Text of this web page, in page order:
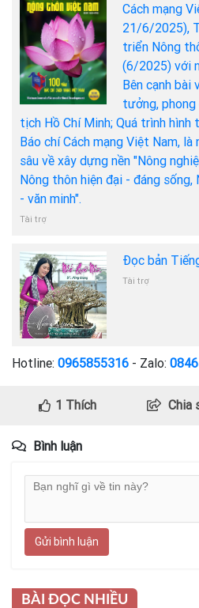
Cách mạng
21/6/2025),
triển Nông
(6/2025) với
Bên cạnh bài
tưởng, phong
tịch Hồ Chí Minh; Quá trình hình
Báo chí Cách mạng Việt Nam,
sâu về xây dựng nền "Nông
Nông thôn hiện đại - đáng sống,
- văn minh".
Tài trợ
Đọc bản
Tài trợ
Hotline: 0965855316 - Zalo:
1 Thích Chia
Bình luận
Gửi bình luận
BÀI ĐỌC NHIỀU